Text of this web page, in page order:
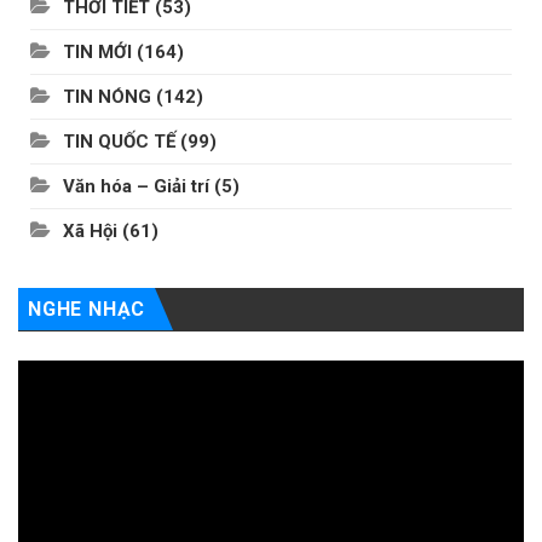
THỜI TIẾT (53)
TIN MỚI (164)
TIN NÓNG (142)
TIN QUỐC TẾ (99)
Văn hóa – Giải trí(5)
Xã Hội (61)
NGHE NHẠC